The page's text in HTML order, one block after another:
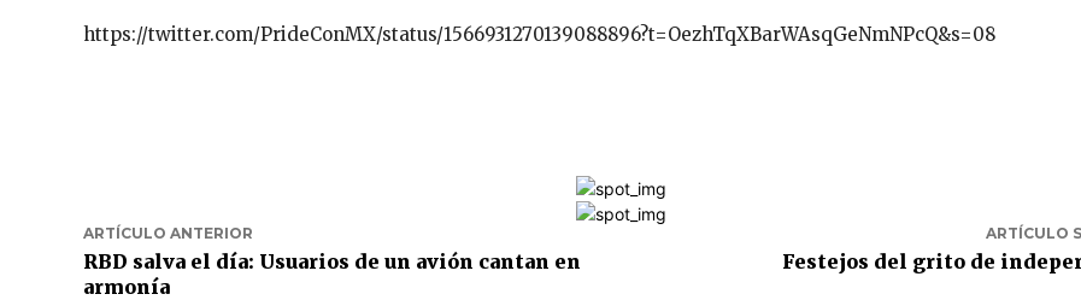
https://twitter.com/PrideConMX/status/1566931270139088896?t=OezhTqXBarWAsqGeNmNPcQ&s=08
ARTÍCULO ANTERIOR
RBD salva el día: Usuarios de un avión cantan en
armonía
ARTÍCULO
Festejos del grito de